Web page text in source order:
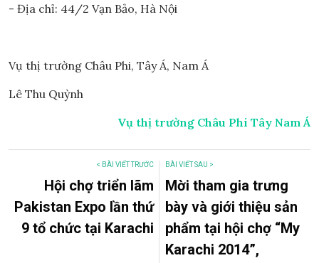
- Địa chỉ: 44/2 Vạn Bảo, Hà Nội
Vụ thị trường Châu Phi, Tây Á, Nam Á
Lê Thu Quỳnh
Vụ thị trường Châu Phi Tây Nam Á
< BÀI VIẾT TRƯỚC
Hội chợ triển lãm
Pakistan Expo lần thứ
9 tổ chức tại Karachi
BÀI VIẾT SAU >
Mời tham gia trưng
bày và giới thiệu sản
phẩm tại hội chợ “My
Karachi 2014”,